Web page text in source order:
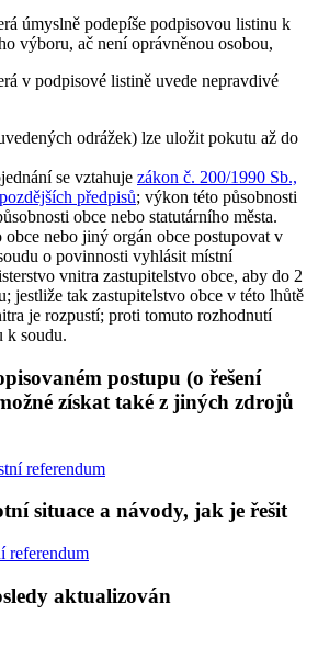
úmyslně podepíše podpisovou listinu k
výboru, ač není oprávněnou osobou,
v podpisové listině uvede nepravdivé
odrážek) lze uložit pokutu až do
se vztahuje zákon č. 200/1990 Sb.,
předpisů; výkon této působnosti
obce nebo statutárního města.
nebo jiný orgán obce postupovat v
o povinnosti vyhlásit místní
vnitra zastupitelstvo obce, aby do 2
jestliže tak zastupitelstvo obce v této lhůtě
je rozpustí; proti tomuto rozhodnutí
k soudu.
postupu (o řešení
získat také z jiných zdrojů
referendum
situace a návody, jak je řešit
referendum
aktualizován